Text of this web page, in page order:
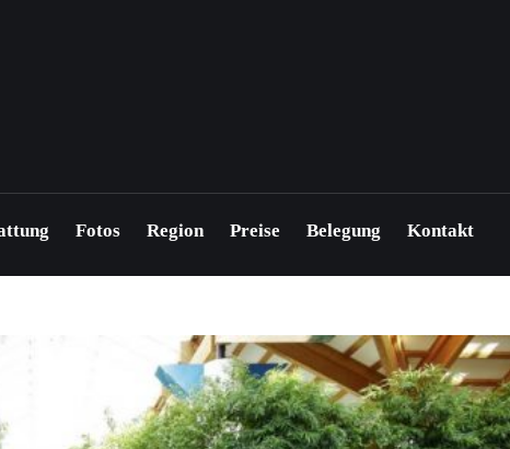
Fotos Region Preise Belegung Kontakt